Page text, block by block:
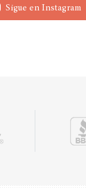
Sigue en Instagram